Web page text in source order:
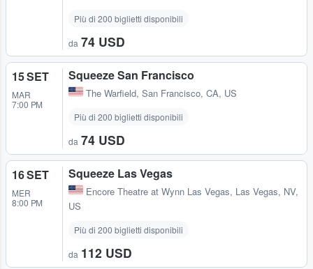
Più di 200 biglietti disponibili
da 74 USD
15 SET
MAR
7:00 PM
Squeeze San Francisco
The Warfield, San Francisco, CA, US
Più di 200 biglietti disponibili
da 74 USD
16 SET
MER
8:00 PM
Squeeze Las Vegas
Encore Theatre at Wynn Las Vegas, Las Vegas, NV,
US
Più di 200 biglietti disponibili
da 112 USD